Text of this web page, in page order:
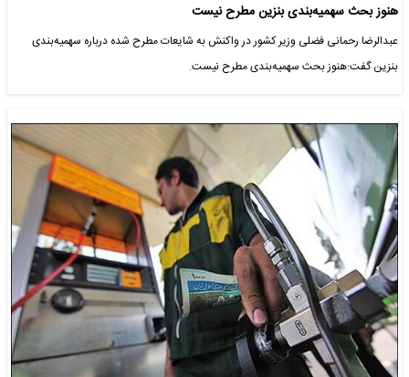
هنوز بحث سهمیه‌بندی بنزین مطرح نیست
عبدالرضا رحمانی فضلی وزیر کشور در واکنش به شایعات مطرح شده درباره سهمیه‌بندی
بنزین گفت:هنوز بحث سهمیه‌بندی مطرح نیست.